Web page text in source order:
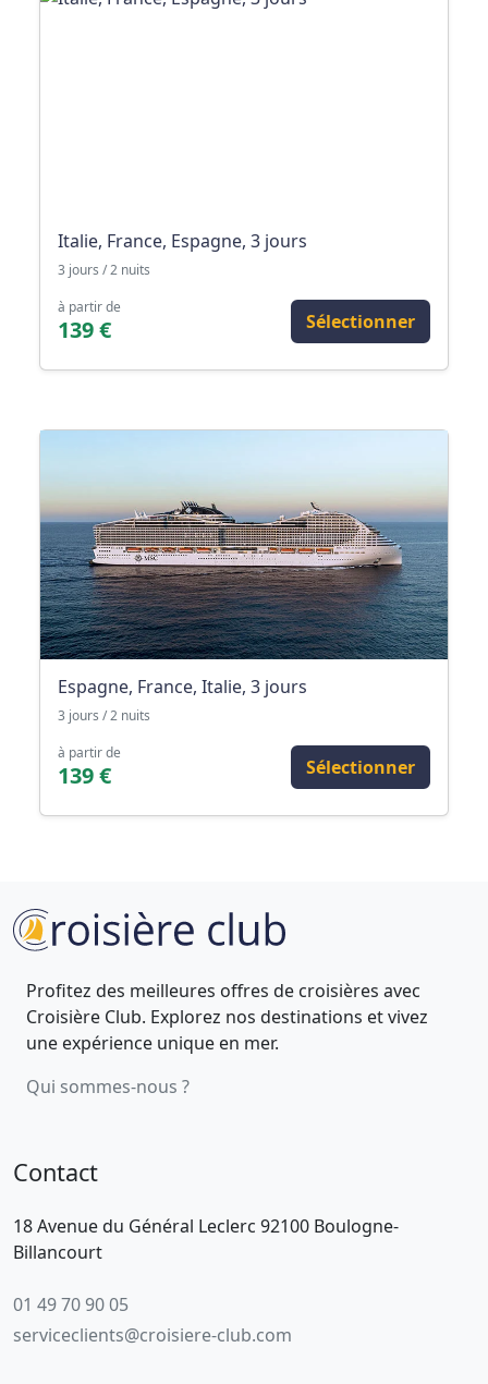
Italie, France, Espagne, 3 jours
3 jours / 2 nuits
à partir de
139 € Sélectionner
Espagne, France, Italie, 3 jours
3 jours / 2 nuits
à partir de
139 € Sélectionner
Profitez des meilleures offres de croisières avec
Croisière Club. Explorez nos destinations et vivez
une expérience unique en mer.
Qui sommes-nous ?
Contact
18 Avenue du Général Leclerc 92100 Boulogne-
Billancourt
01 49 70 90 05
serviceclients@croisiere-club.com